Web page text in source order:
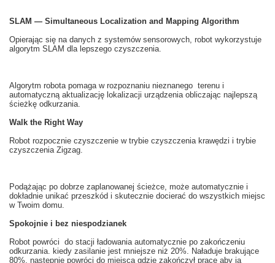
SLAM — Simultaneous Localization and Mapping Algorithm
Opierając się na danych z systemów sensorowych, robot wykorzystuje
algorytm SLAM dla lepszego czyszczenia.
Algorytm robota pomaga w rozpoznaniu nieznanego terenu i
automatycznąaktualizację lokalizacji urządzenia obliczając najlepszą
ścieżkę odkurzania.
Walk the Right Way
Robot rozpocznie czyszczenie w trybie czyszczenia krawędzi i trybie
czyszczenia Zigzag.
Podążając po dobrze zaplanowanej ścieżce, może automatycznie i
dokładnie unikać przeszkód i skutecznie docierać do wszystkich miejsc
w Twoim domu.
Spokojnie i bez niespodzianek
Robot powróci do stacji ładowaniaautomatycznie po zakończeniu
odkurzania. kiedy zasilanie jest mniejsze niż 20%. Naładuje brakujące
80%, następnie powróci do miejsca gdzie zakończył pracę aby ją